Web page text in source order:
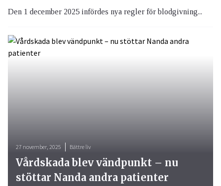
Den 1 december 2025 infördes nya regler för blodgivning...
27 november, 2025 Bättre liv
Vårdskada blev vändpunkt – nu
stöttar Nanda andra patienter